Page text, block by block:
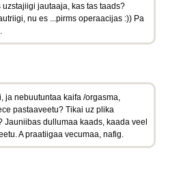
uzstajiigi jautaaja, kas tas taads?
nu es ...pirms operaacijas :)) Pa
ja nebuutuntaa kaifa /orgasma,
pastaaveetu? Tikai uz plika
Jauniibas dullumaa kaads, kaada veel
A praatiigaa vecumaa, nafig.